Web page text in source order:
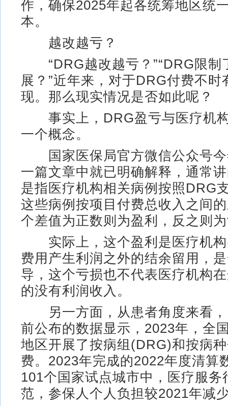
作，确保2025年起各统筹地区统
本。
越改越亏？
“DRG越改越亏？”“DRG限制
展？”近年来，对于DRG付费不时
现。那么现实情况是否如此呢？
事实上，DRG盈亏与医疗机
一个概念。
国家医保局官方微信公众号今
一篇文章中就已明确解释，通常
是指医疗机构相关病例按照DRG
这些病例按项目付费总收入之间
个差值为正数则为盈利，反之则
实际上，这个盈利是医疗机构
费用产生利润之外的结余留用，
导，这个亏损也不代表医疗机构
的没有利润收入。
另一方面，从患者角度来看，
前公布的数据显示，2023年，全
地区开展了按病组(DRG)和按病
费。2023年完成的2022年度清算
101个国家试点城市中，医疗服务
范，参保人个人负担较2021年减